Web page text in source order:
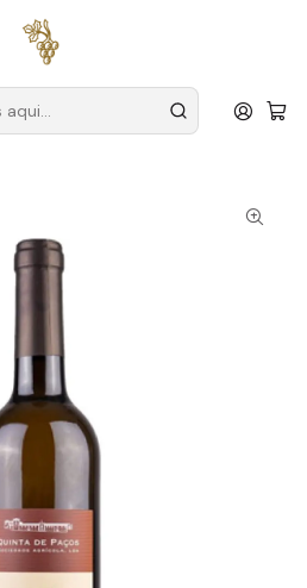
a partir de
Verde
Casa do Capitão-Mor
do Perdigão 2022 Vinho Verde